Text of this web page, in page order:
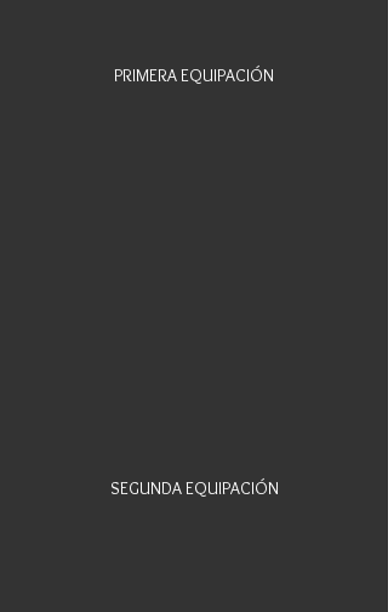
PRIMERA EQUIPACIÓN
SEGUNDA EQUIPACIÓN